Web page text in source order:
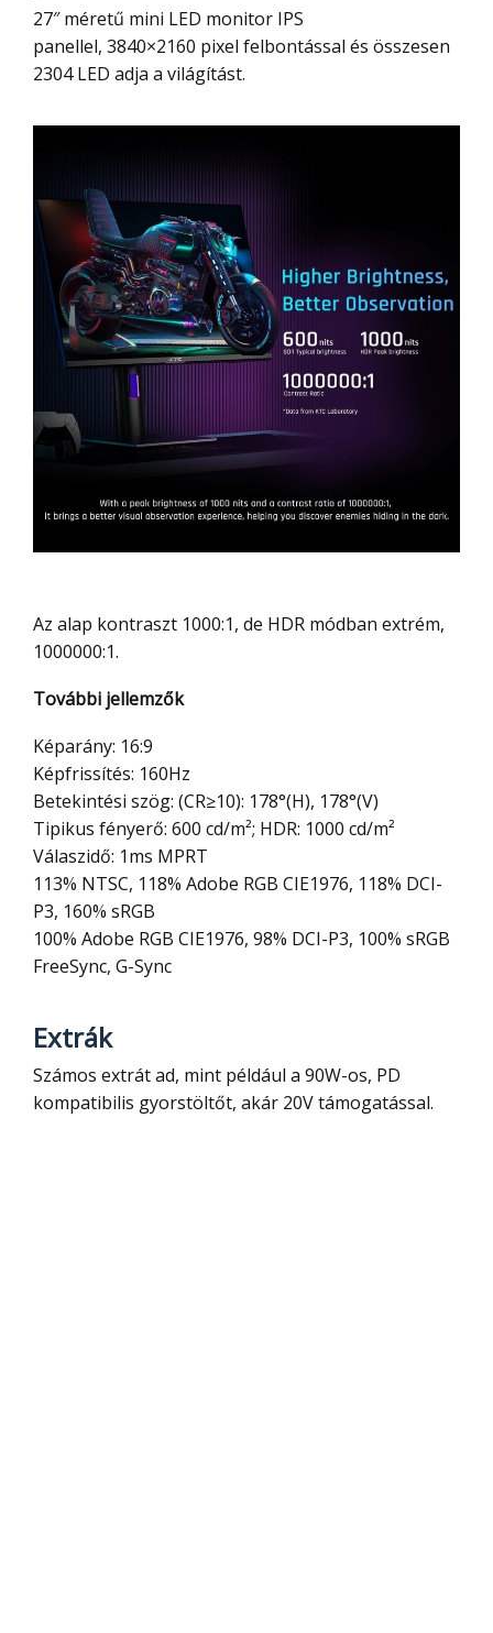
27″ méretű mini LED monitor IPS
panellel, 3840×2160 pixel felbontással és összesen
2304 LED adja a világítást.
Az alap kontraszt 1000:1, de HDR módban extrém,
1000000:1.
További jellemzők
Képarány: 16:9
Képfrissítés: 160Hz
Betekintési szög: (CR≥10): 178°(H), 178°(V)
Tipikus fényerő: 600 cd/m²; HDR: 1000 cd/m²
Válaszidő: 1ms MPRT
113% NTSC, 118% Adobe RGB CIE1976, 118% DCI-
P3, 160% sRGB
100% Adobe RGB CIE1976, 98% DCI-P3, 100% sRGB
FreeSync, G-Sync
Extrák
Számos extrát ad, mint például a 90W-os, PD
kompatibilis gyorstöltőt, akár 20V támogatással.